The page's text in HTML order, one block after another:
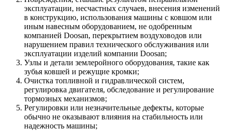
эксплуатации, несчастных случаев, внесения изменений
в конструкцию, использования машины с ковшом или
иным навесным оборудованием, не одобренным
компанией Doosan, перекрытием воздуховодов или
нарушением правил технического обслуживания или
эксплуатации изделий компании Doosan;
Узлы и детали землеройного оборудования, такие как
зубья ковшей и режущие кромки;
Очистка топливной и гидравлической систем,
регулировка двигателя, обследование и регулирование
тормозных механизмов;
Регулировки или незначительные дефекты, которые
обычно не оказывают влияния на стабильность или
надежность машины;